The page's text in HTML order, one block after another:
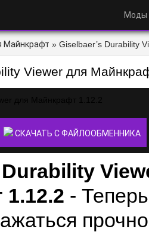
Моды
Майнкрафт » Giselbaer’s Durability
Viewer для
СКАЧАТЬ С ФАЙЛООБМЕННИКА
Durability
-